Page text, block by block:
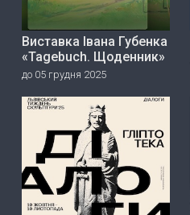
Виставка Івана Губенка
«Tagebuch. Щоденник»
до 05 грудня 2025